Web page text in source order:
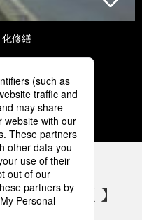
修繕
4 5
SNSアカウント